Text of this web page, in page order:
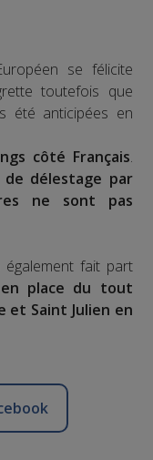
se félicite
toutefois que
été anticipées en
côté Français.
de délestage par
ne sont pas
fait part
place du tout
et Saint Julien en